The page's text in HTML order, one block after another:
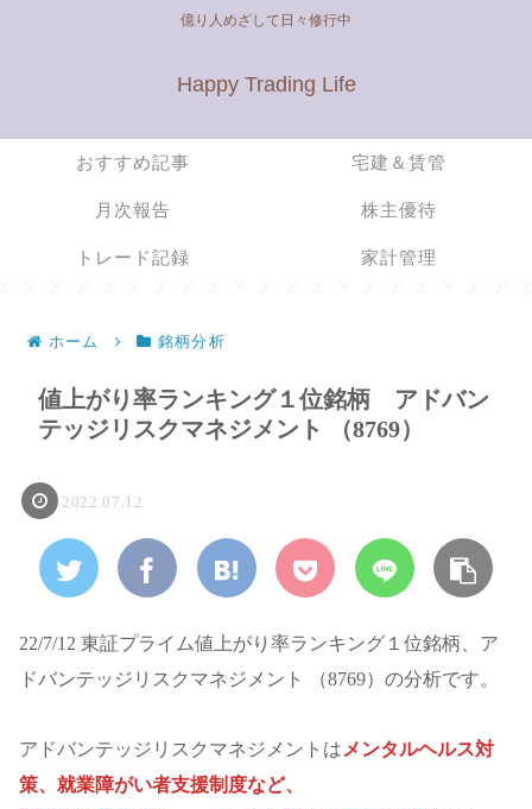
億り人めざして日々修行中
Happy Trading Life
おすすめ記事 宅建＆賃管
月次報告 株主優待
トレード記録 家計管理
ホーム 銘柄分析
値上がり率ランキング１位銘柄 アドバン
テッジリスクマネジメント （8769）
2022.07.12
22/7/12 東証プライム値上がり率ランキング１位銘柄、ア
ドバンテッジリスクマネジメント （8769）の分析です。
アドバンテッジリスクマネジメントは メンタルヘルス対
策、就業障がい者支援制度など、